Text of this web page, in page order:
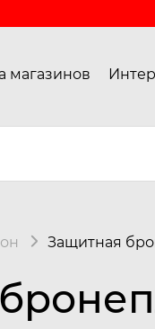
магазинов
Защитная